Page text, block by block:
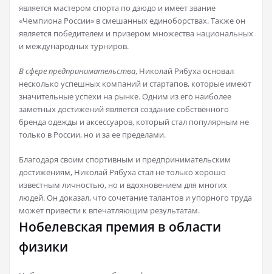
является мастером спорта по дзюдо и имеет звание
«Чемпиона России» в смешанных единоборствах. Также он
является победителем и призером множества национальных
и международных турниров.
В сфере предпринимательства, Николай Рябуха основал
несколько успешных компаний и стартапов, которые имеют
значительные успехи на рынке. Одним из его наиболее
заметных достижений является создание собственного
бренда одежды и аксессуаров, который стал популярным не
только в России, но и за ее пределами.
Благодаря своим спортивным и предпринимательским
достижениям, Николай Рябуха стал не только хорошо
известным личностью, но и вдохновением для многих
людей. Он доказал, что сочетание талантов и упорного труда
может привести к впечатляющим результатам.
Нобелевская премия в области
физики